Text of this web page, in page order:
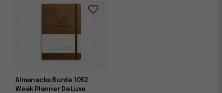
Almanacka Burde 1052
Week Planner DeLuxe